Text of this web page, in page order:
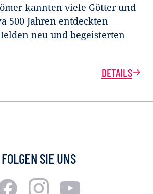
kannten viele Götter und
500 Jahren entdeckten
neu und begeisterten
DETAILS
FOLGEN SIE UNS